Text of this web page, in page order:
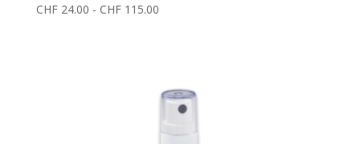
CHF24.00 - CHF115.00Fascia
a
CHF 115.00